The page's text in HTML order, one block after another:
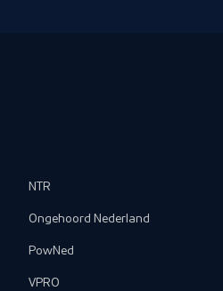
NTR
Ongehoord Nederland
PowNed
VPRO